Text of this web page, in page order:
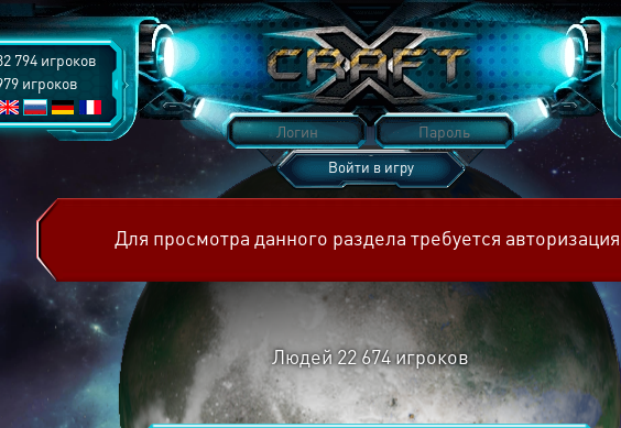
794 игроков
игроков
Войти в игру
Для просмотра данного раздела требуется
Людей 22 674игроков